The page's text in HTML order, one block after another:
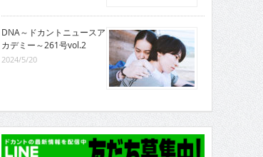
DNA～ドカントニュースア
カデミー～261号vol.2
2024/5/20